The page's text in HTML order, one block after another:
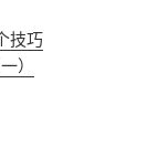
技巧
）